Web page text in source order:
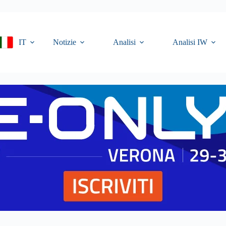
IT
Notizie Analisi Analisi IW